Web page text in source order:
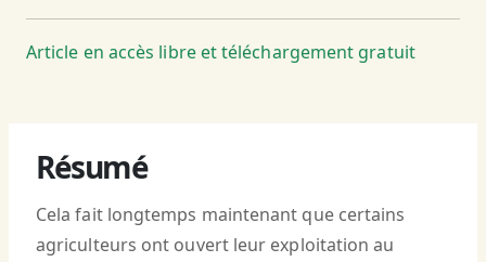
Article en accès libre et téléchargement gratuit
Résumé
Cela fait longtemps maintenant que certains
agriculteurs ont ouvert leur exploitation au